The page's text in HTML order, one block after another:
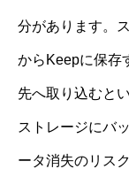
分があります。
からKeepに保存
先へ取り込むと
ストレージにバ
ータ消失のリス